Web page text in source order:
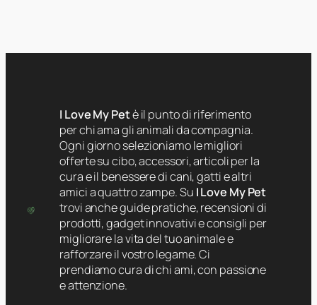
I Love My Petè il punto di riferimento
per chi ama gli animali da compagnia.
Ogni giorno selezioniamo le migliori
offerte su cibo, accessori, articoli per la
cura e il benessere di cani, gatti e altri
amici a quattro zampe. Su I Love My Pet
trovi anche guide pratiche, recensioni di
prodotti, gadget innovativi e consigli per
migliorare la vita del tuo animale e
rafforzare il vostro legame. Ci
prendiamo cura di chi ami, con passione
e attenzione.